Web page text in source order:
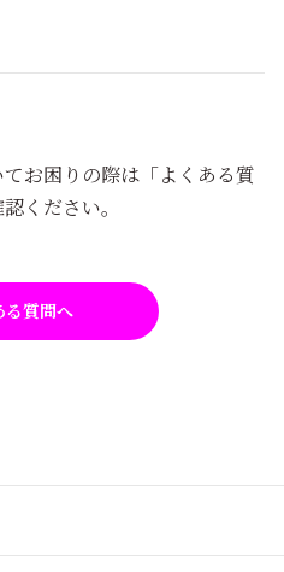
お困りの際は「よくある質
ください。
る質問へ